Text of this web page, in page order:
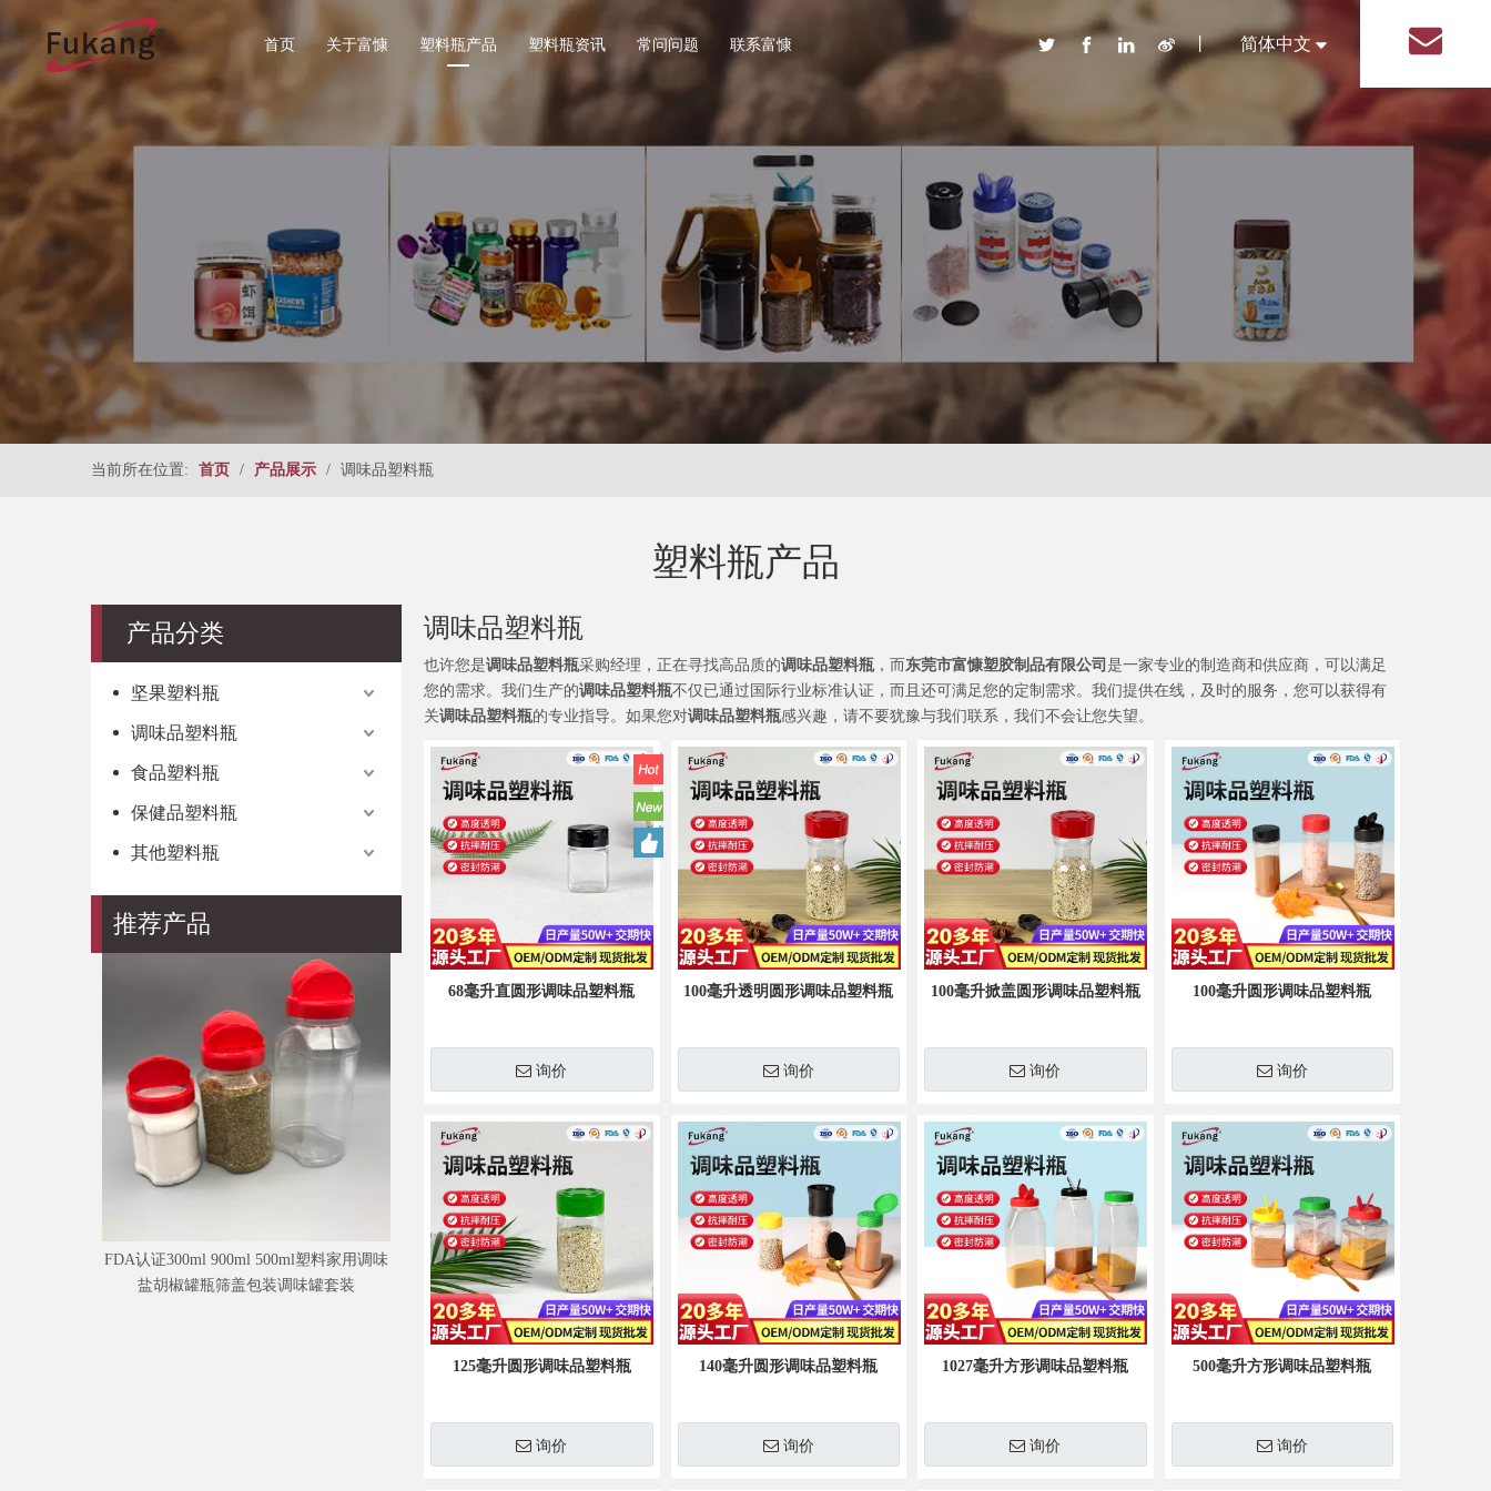
首页 关于富慷 塑料瓶产品
坚果塑料瓶
方形系列坚果塑料瓶
圆形系列坚果塑料瓶
异形系列坚果塑料瓶
其他形装坚果塑料瓶
调味品 盐塑料瓶
研磨盖系列调味品塑料瓶
圆形系列调味品塑料瓶
直圆形系列调味品塑料瓶
方形系列调味品塑料瓶
其他形状调味品塑料瓶
食品塑料瓶
圆形系列广口食品塑料瓶
直圆形系列广口食品塑料瓶
方形系列广口食品塑料瓶
PET圆形系列保健品塑料瓶
PET竹节瓶系列保健品塑料瓶
PE圆形系列保健品塑料瓶
PE直圆形系列保健品塑料瓶
玩具包装塑料瓶
户外用品包装塑料瓶
塑料瓶资讯 常问问题 联系富慷 丨 简体中文
English
当前所在位置: 首页 / 产品展示 / 调味品塑料瓶
塑料瓶产品
产品分类
坚果塑料瓶
调味品塑料瓶
食品塑料瓶
保健品塑料瓶
其他塑料瓶
推荐产品
FDA认证300ml 900ml 500ml塑料家用调味
盐胡椒罐瓶筛盖包装调味罐套装
家用塑料盐和胡椒研磨机套装 320毫升圆形食品塑料瓶
32盎司带有振动筛盖的矩形塑料香料存储
1300ml大容量糖果/
调味品塑料瓶
也许您是调味品塑料瓶采购经理，正在寻找高品质的调味品塑料瓶 ，而东莞市富慷塑胶制品有限公司 是一家专业的制造商和供应商，可以满足
您的需求。我们生产的调味品塑料瓶不仅已通过国际行业标准认证，而且还可满足您的定制需求。我们提供在线，及时的服务，您可以获得有
关调味品塑料瓶的专业指导。如果您对调味品塑料瓶感兴趣，请不要犹豫与我们联系，我们不会让您失望。
68毫升直圆形调味品塑料瓶
询价
100毫升透明圆形调味品塑料瓶
询价
100毫升掀盖圆形调味品塑料瓶
询价
100毫升圆形调味品塑料瓶
询价
125毫升圆形调味品塑料瓶
询价
140毫升圆形调味品塑料瓶
询价
1027毫升方形调味品塑料瓶
询价
500毫升方形调味品塑料瓶
询价